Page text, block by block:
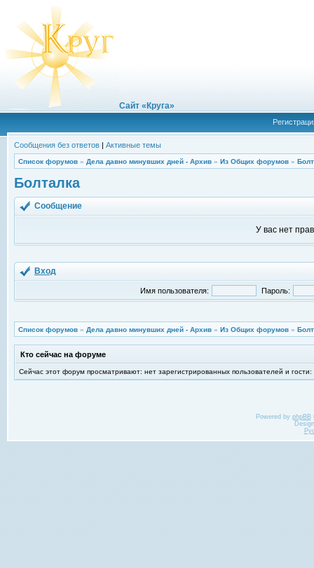
Сайт «Круга»
Сообщения без ответов | Активные темы
Список форумов » Дела давно минувших дней - Архив » Из Общих форумов »
Болталка
Сообщение
У вас нет
Вход
Имя пользователя: Пароль:
Список форумов » Дела давно минувших дней - Архив » Из Общих форумов »
Кто сейчас на форуме
Сейчас этот форум просматривают: нет зарегистрированных пользователей и гости:
Powered by phpBB